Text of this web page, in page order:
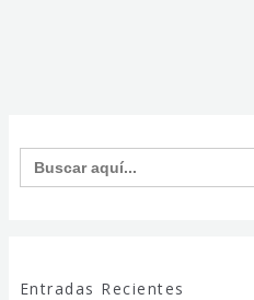
Buscar:
Entradas Recientes